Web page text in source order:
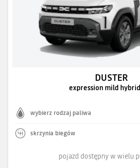
DUSTER
expression mild
wybierz rodzaj paliwa
skrzynia biegów
pojazd dostępny w wielu